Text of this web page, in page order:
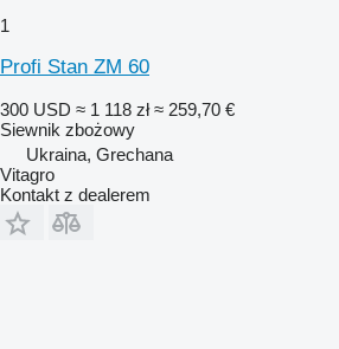
1
Profi Stan ZM 60
300 USD ≈ 1 118 zł ≈ 259,70 €
Siewnik zbożowy
Ukraina, Grechana
Vitagro
Kontakt z dealerem